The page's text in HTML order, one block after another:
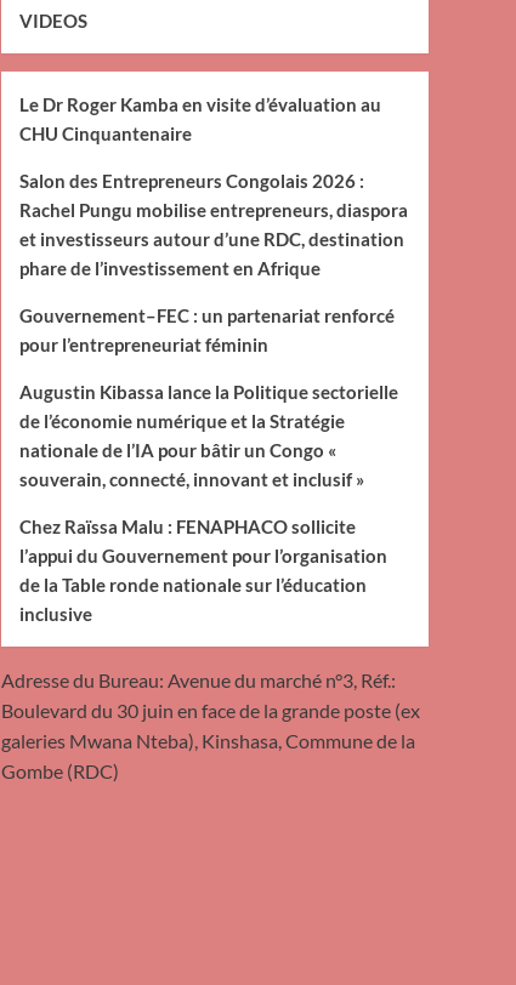
VIDEOS
Le Dr Roger Kamba en visite d’évaluation au
CHU Cinquantenaire
Salon des Entrepreneurs Congolais 2026 :
Rachel Pungu mobilise entrepreneurs, diaspora
et investisseurs autour d’une RDC, destination
phare de l’investissement en Afrique
Gouvernement–FEC : un partenariat renforcé
pour l’entrepreneuriat féminin
Augustin Kibassa lance la Politique sectorielle
de l’économie numérique et la Stratégie
nationale de l’IA pour bâtir un Congo «
souverain, connecté, innovant et inclusif »
Chez Raïssa Malu : FENAPHACO sollicite
l’appui du Gouvernement pour l’organisation
de la Table ronde nationale sur l’éducation
inclusive
Adresse du Bureau: Avenue du marché n°3, Réf.:
Boulevard du 30 juin en face de la grande poste (ex
galeries Mwana Nteba), Kinshasa, Commune de la
Gombe (RDC)